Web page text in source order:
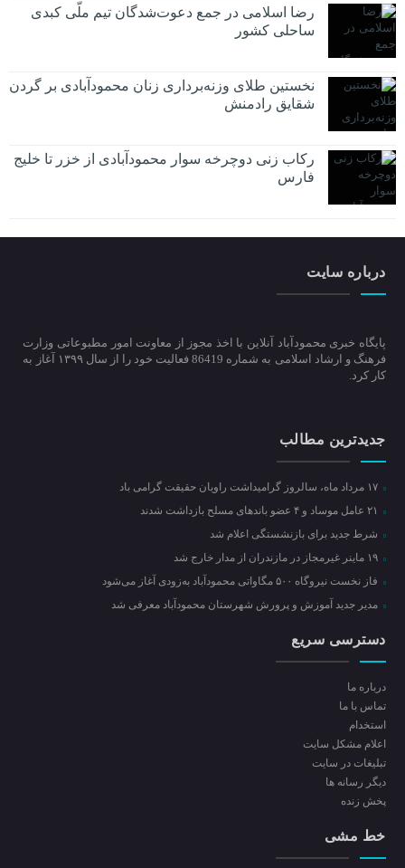
رضا اسلامی در جمع دعوت‌شدگان تیم ملّی کبدی
ساحلی کشور
نخستین طلای وزنه‌برداری زنان محمودآبادی بر گردن
شقایق رادمنش
رکاب زنی دوچرخه سوار محمودآبادی از خزر تا خلیج
فارس
درباره سایت
پایگاه خبری محمودآباد آنلاین با اخذ مجوز از معاونت امور مطبوعاتی وزارت
فرهنگ و ارشاد اسلامی به شماره 86419 فعالیت خود را از سال ۱۳۹۹ آغاز به
کار کرد.
جدیدترین مطالب
۱۷ مرداد ماه، سالروز گرامیداشت راویان حقیقت گرامی باد
شرط جدید برای بازنشستگی اعلام شد
۱۹ ماینر غیرمجاز در مازندران از مدار خارج شد
فاز نخست نیروگاه ۵۰۰ مگاواتی محمودآباد به‌زودی آغاز می‌شود
مدیر جدید آموزش و پرورش شهرستان محمودآباد معرفی شد
دسترسی سریع
درباره ما
تماس با ما
استخدام
اعلام مشکل سایت
تبلیغات در سایت
ديگر رسانه ها
پخش زنده
خط مشی